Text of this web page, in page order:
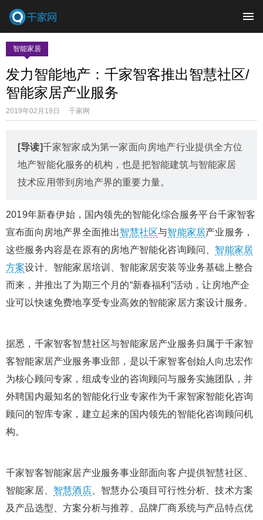
智能家居
发力智能地产：千家智客推出智慧社区/
智能家居产业服务
2019年02月19日 千家网
[导读]千家智家成为第一家面向房地产行业提供全方位
地产智能化服务的机构，也是把智能建筑与智能家居
技术应用带到房地产界的重要力量。
2019年新春伊始，国内领先的智能化综合服务平台千家智客
宣布面向房地产界全面推出智慧社区与智能家居产业服务，
这些服务内容是在原有的房地产智能化咨询顾问、 智能家居
方案设计、智能家居培训、智能家居安装等业务基础上整合
而来，并推出了为期三个月的“新春福利”活动，让房地产企
业可以快速免费地享受专业高效的智能家居方案设计服务。
据悉，千家智客智慧社区与智能家居产业服务归属于千家智
客智能家居产业服务事业部，是以千家智客创始人向忠宏作
为核心顾问专家，组成专业的咨询顾问与服务实施团队，并
外聘国内最知名的智能化行业专家作为千家智家智能化咨询
顾问的智库专家，建立起来的国内领先的智能化咨询顾问机
构。
千家智客智能家居产业服务事业部面向客户提供智慧社区、
智能家居、 智慧酒店、智慧办公项目可行性分析、技术方案
及产品选型、方案分析与推荐、品牌厂商系统与产品特点优